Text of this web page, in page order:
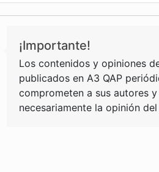
¡Importante!
Los contenidos y opiniones
publicados en A3 QAP
comprometen a sus autores
necesariamente la opinión